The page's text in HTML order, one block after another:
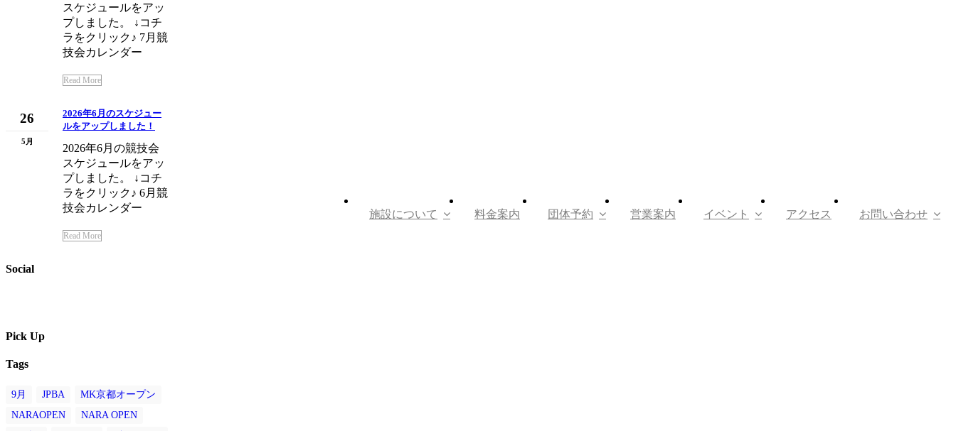
施設について 料金案内 団体予約 営業案内 イベント アクセス お問い合わせ
スケジュールをアッ
プしました。 ↓コチ
ラをクリック♪ 7月競
技会カレンダー
Read More
26
5月
2026年6月のスケジュー
ルをアップしました！
2026年6月の競技会
スケジュールをアッ
プしました。 ↓コチ
ラをクリック♪ 6月競
技会カレンダー
Read More
Social
Pick Up
Tags
9月 JPBA
MK京都オープン
NARAOPEN
NARA OPEN